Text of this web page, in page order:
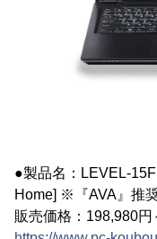
●製品名：LEVEL-
Home] ※『AVA』推
販売価格：198,980